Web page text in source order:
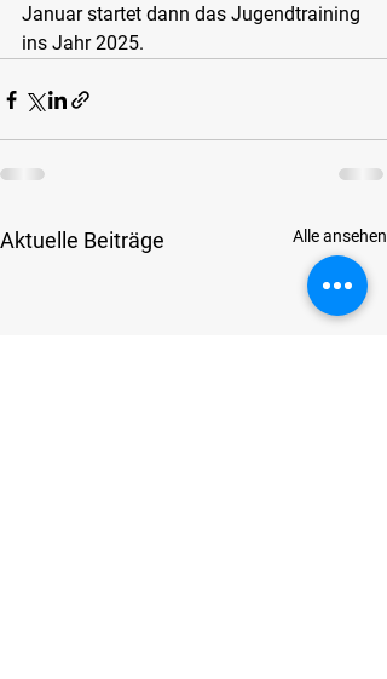
Januar startet dann das Jugendtraining
ins Jahr 2025.
Aktuelle Beiträge Alle ansehen